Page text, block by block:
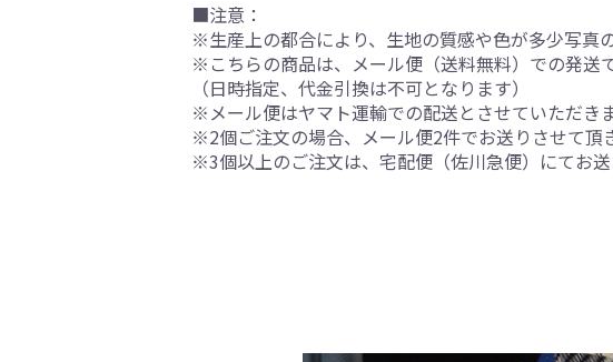
■注意：
※生産上の都合により、生地の質感や色が多少写真
※こちらの商品は、メール便（送料無料）での発送で
（日時指定、代金引換は不可となります）
※メール便はヤマト運輸での配送とさせていただきま
※2個ご注文の場合、メール便2件でお送りさせて頂
※3個以上のご注文は、宅配便（佐川急便）にてお送